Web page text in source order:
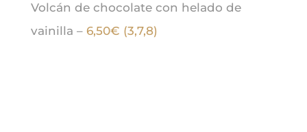
Volcán de chocolate con helado de
vainilla – 6,50€ (3,7,8)